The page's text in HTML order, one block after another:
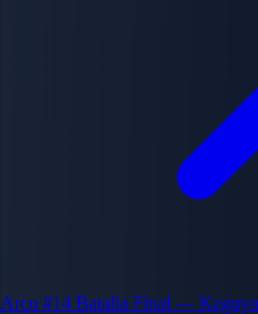
Arco #14 Batalla Final — Kaguya